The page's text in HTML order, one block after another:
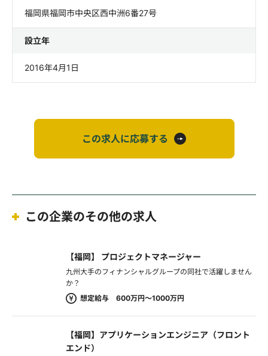
福岡県福岡市中央区西中洲6番27号
設立年
2016年4月1日
この求人に応募する
この企業のその他の求人
【福岡】 プロジェクトマネージャー
九州大手のフィナンシャルグループの同社で活躍しません
か？
想定給与 600万円～1000万円
【福岡】アプリケーションエンジニア（フロント
エンド）